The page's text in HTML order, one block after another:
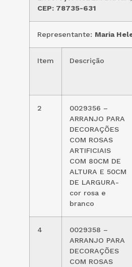
CEP: 78735-631
Representante: Maria
Item Descrição
2
0029356 –
ARRANJO PARA
DECORAÇÕES
COM ROSAS
ARTIFICIAIS
COM 80CM DE
ALTURA E 50CM
DE LARGURA-
cor rosa e
branco
4
0029358 –
ARRANJO PARA
DECORAÇÕES
COM ROSAS